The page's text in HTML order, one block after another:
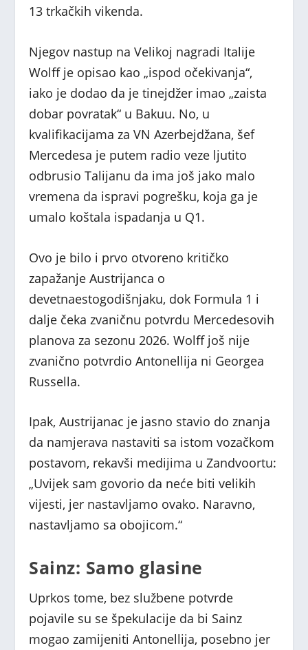
13 trkačkih vikenda.
Njegov nastup na Velikoj nagradi Italije
Wolff je opisao kao „ispod očekivanja“,
iako je dodao da je tinejdžer imao „zaista
dobar povratak“ u Bakuu. No, u
kvalifikacijama za VN Azerbejdžana, šef
Mercedesa je putem radio veze ljutito
odbrusio Talijanu da ima još jako malo
vremena da ispravi pogrešku, koja ga je
umalo koštala ispadanja u Q1.
Ovo je bilo i prvo otvoreno kritičko
zapažanje Austrijanca o
devetnaestogodišnjaku, dok Formula 1 i
dalje čeka zvaničnu potvrdu Mercedesovih
planova za sezonu 2026. Wolff još nije
zvanično potvrdio Antonellija ni Georgea
Russella.
Ipak, Austrijanac je jasno stavio do znanja
da namjerava nastaviti sa istom vozačkom
postavom, rekavši medijima u Zandvoortu:
„Uvijek sam govorio da neće biti velikih
vijesti, jer nastavljamo ovako. Naravno,
nastavljamo sa obojicom.“
Sainz: Samo glasine
Uprkos tome, bez službene potvrde
pojavile su se špekulacije da bi Sainz
mogao zamijeniti Antonellija, posebno jer